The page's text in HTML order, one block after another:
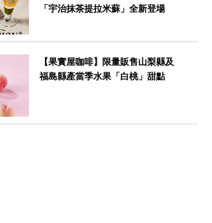
「宇治抹茶提拉米蘇」全新登場
【果實屋咖啡】限量販售山梨縣及
福島縣產當季水果「白桃」甜點